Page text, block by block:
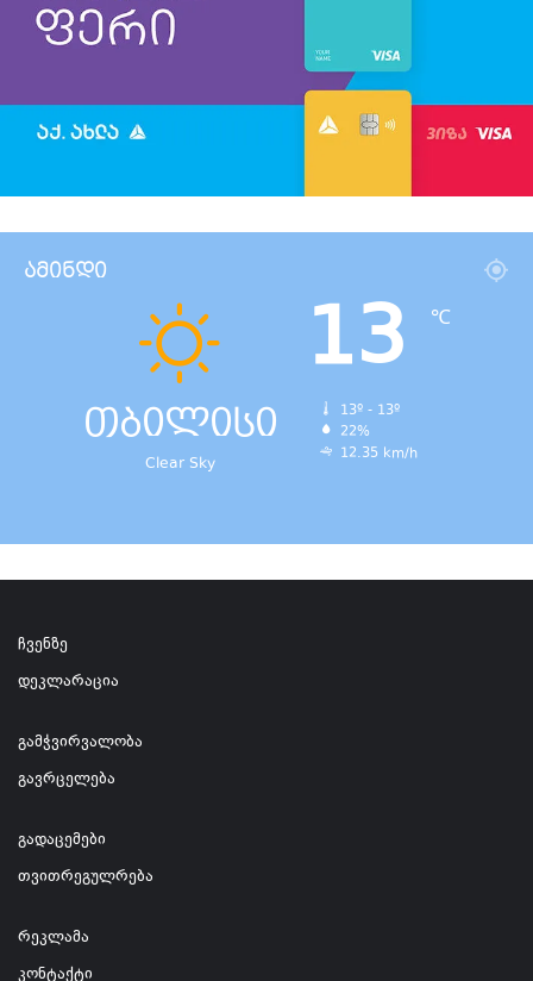
ამინდი
თბილისი
Clear Sky
13 ℃
13º - 13º
22%
12.35 km/h
ჩვენზე
დეკლარაცია
გამჭვირვალობა
გავრცელება
გადაცემები
თვითრეგულრება
რეკლამა
კონტაქტი